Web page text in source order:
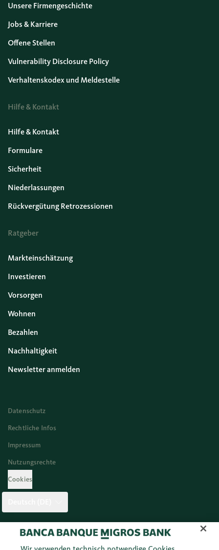
Unsere Firmengeschichte
Jobs & Karriere
Offene Stellen
Vulnerability Disclosure Policy
Verhaltenskodex und Meldestelle
Hilfe & Kontakt
Hilfe & Kontakt
Formulare
Sicherheit
Niederlassungen
Rückvergütung Retrozessionen
Ratgeber
Markteinschätzung
Investieren
Vorsorgen
Wohnen
Bezahlen
Nachhaltigkeit
Newsletter anmelden
Datenschutz
Rechtliche Infos
Impressum
Nutzungsrechte
Cookies
Twitter Facebook Blog Instagram Youtube